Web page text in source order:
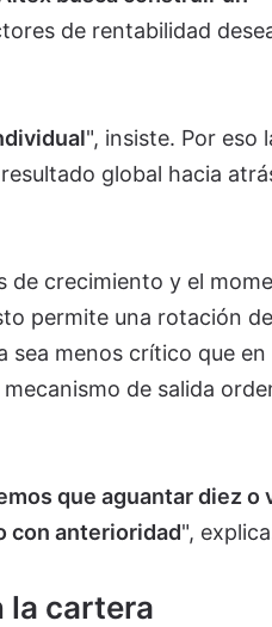
de rentabilidad
", insiste. Por eso
global hacia
de crecimiento y el
permite una rotación
sea menos crítico que en
de salida
que aguantar diez o
con anterioridad",
la cartera